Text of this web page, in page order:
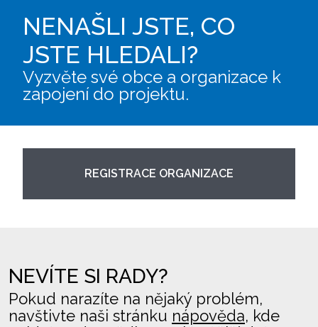
NENAŠLI JSTE, CO
JSTE HLEDALI?
Vyzvěte své obce a organizace k
zapojení do projektu.
REGISTRACE ORGANIZACE
NEVÍTE SI RADY?
Pokud narazíte na nějaký problém,
navštivte naši stránku nápověda, kde